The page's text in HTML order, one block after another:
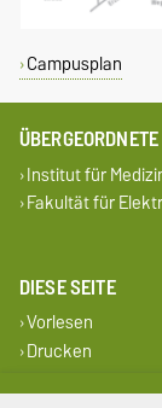
Campusplan
Institut für
Fakultät für
DIESE SEITE
Vorlesen
Drucken